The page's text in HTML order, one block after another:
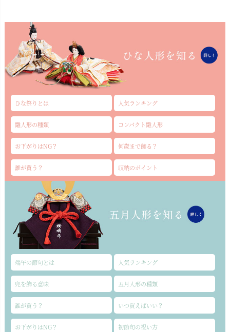
ひな祭りとは 人気ランキング
雛人形の種類 コンパクト雛人形
お下がりはNG？ 何歳まで飾る？
誰が買う？ 収納のポイント
端午の節句とは 人気ランキング
兜を飾る意味 五月人形の種類
誰が買う？ いつ買えばいい？
お下がりはNG？ 初節句の祝い方